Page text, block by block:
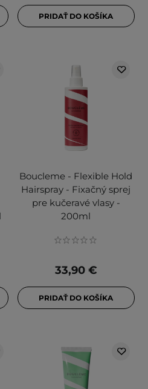
PRIDAŤ DO KOŠÍKA
Boucleme - Flexible Hold
Hairspray - Fixačný sprej
pre kučeravé vlasy -
200ml
33,90 €
PRIDAŤ DO KOŠÍKA